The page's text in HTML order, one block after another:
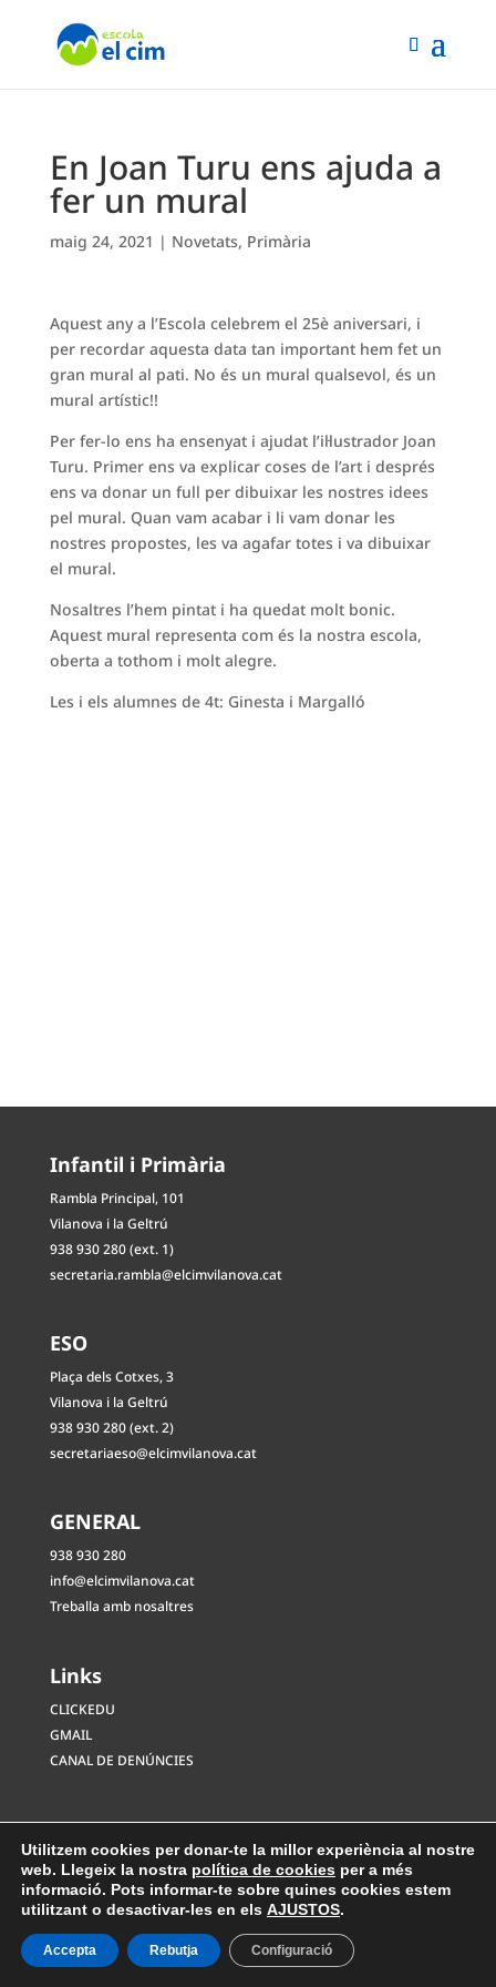
En Joan Turu ens ajuda a
fer un mural
maig 24, 2021 | Novetats, Primària
Aquest any a l’Escola celebrem el 25è aniversari, i
per recordar aquesta data tan important hem fet un
gran mural al pati. No és un mural qualsevol, és un
mural artístic!!
Per fer-lo ens ha ensenyat i ajudat l’il·lustrador Joan
Turu. Primer ens va explicar coses de l’art i després
ens va donar un full per dibuixar les nostres idees
pel mural. Quan vam acabar i li vam donar les
nostres propostes, les va agafar totes i va dibuixar
el mural.
Nosaltres l’hem pintat i ha quedat molt bonic.
Aquest mural representa com és la nostra escola,
oberta a tothom i molt alegre.
Les i els alumnes de 4t: Ginesta i Margalló
Infantil i Primària
Rambla Principal, 101
Vilanova i la Geltrú
938 930 280 (ext. 1)
secretaria.rambla@elcimvilanova.cat
ESO
Plaça dels Cotxes, 3
Vilanova i la Geltrú
938 930 280 (ext. 2)
secretariaeso@elcimvilanova.cat
GENERAL
938 930 280
info@elcimvilanova.cat
Treballa amb nosaltres
Links
CLICKEDU
GMAIL
CANAL DE DENÚNCIES
Avís Legal |Política de Privacitat|Política de Cookies
Disseny Web
Utilitzem cookies per donar-te la millor experiència al nostre
web. Llegeix la nostra política de cookies per a més
informació. Pots informar-te sobre quines cookies estem
utilitzant o desactivar-les en els AJUSTOS.
Accepta Rebutja Configuració